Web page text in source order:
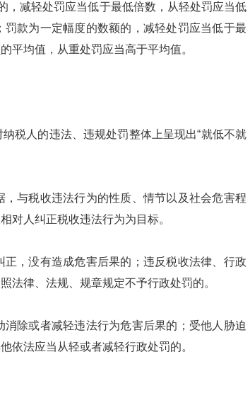
减轻处罚应当低于最低倍数，从轻处罚应当低
款为一定幅度的数额的，减轻处罚应当低于最
平均值，从重处罚应当高于平均值。
人的违法、违规处罚整体上呈现出“就低不就
与税收违法行为的性质、情节以及社会危害程
对人纠正税收违法行为为目标。
，没有造成危害后果的；违反税收法律、行政
法律、法规、规章规定不予行政处罚的。
除或者减轻违法行为危害后果的；受他人胁迫
依法应当从轻或者减轻行政处罚的。